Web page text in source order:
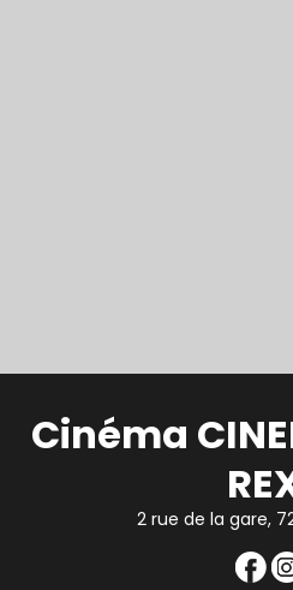
Cinéma
2 rue de la gare,